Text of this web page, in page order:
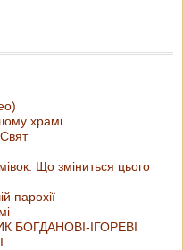
храмі
Що зміниться цього
парохії
БОГДАНОВІ-ІГОРЕВІ